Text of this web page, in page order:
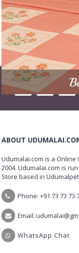
ABOUT
Udumalai.com is a
2004. Udumalai.com is
Store based in
Phone: +91 73 73 73
Email:
WhatsApp Chat